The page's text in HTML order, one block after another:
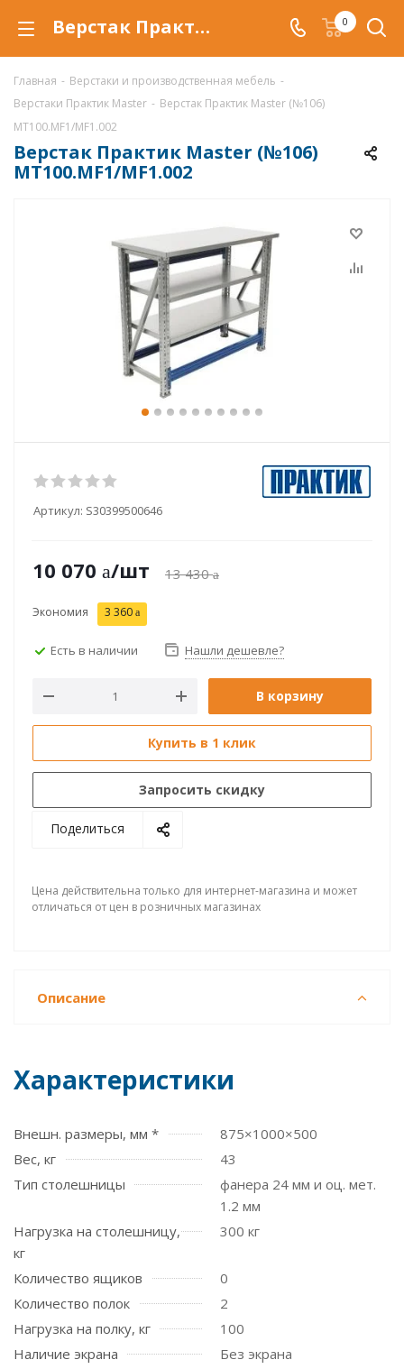
Верстак Практик Master MT100.MF1/MF1.002 купить по низкой цене в Уфе, металлический слесарный верстак 0
Главная - Верстаки и производственная мебель -
Верстаки Практик Master - Верстак Практик Master (№106)
MT100.MF1/MF1.002
Верстак Практик Master (№106)
MT100.MF1/MF1.002
Артикул: S30399500646
10 070 /шт 13 430
Экономия 3 360
Есть в наличии Нашли дешевле?
В корзину
Купить в 1 клик
Запросить скидку
Поделиться
Цена действительна только для интернет-магазина и может
отличаться от цен в розничных магазинах
Описание
Характеристики
Внешн. размеры, мм *
875×1000×500
Вес, кг
43
Тип столешницы
фанера 24 мм и оц. мет.
1.2 мм
Нагрузка на столешницу,
кг
300 кг
Количество ящиков
0
Количество полок
2
Нагрузка на полку, кг
100
Наличие экрана
Без экрана